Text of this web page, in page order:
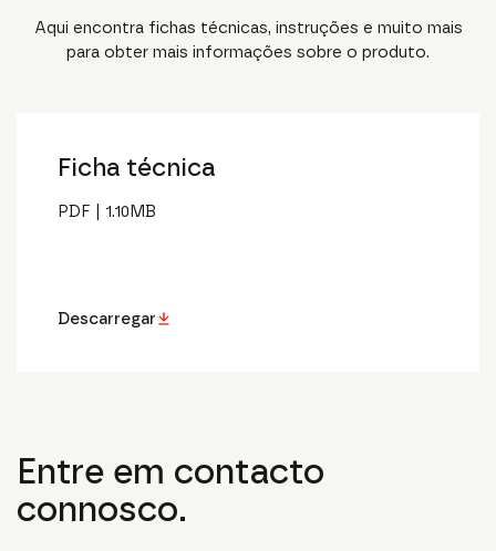
Aqui encontra fichas técnicas, instruções e muito mais
para obter mais informações sobre o produto.
Ficha técnica
PDF 1.10MB
Descarregar
Entre em contacto
connosco.